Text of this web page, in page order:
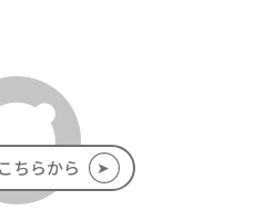
ちらから ➤